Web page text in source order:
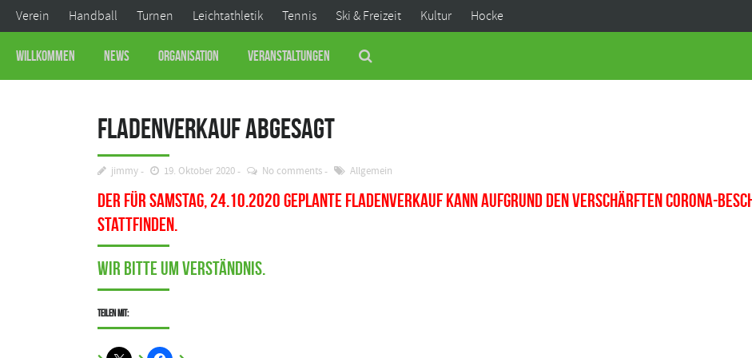
Verein Handball Turnen Leichtathletik Tennis Ski & Freizeit Kultur Hocke
Willkommen News Organisation Veranstaltungen
Fladenverkauf abgesagt
jimmy 19. Oktober 2020 No comments Allgemein
Der für Samstag, 24.10.2020 geplante Fladenverkauf kann aufgrund den verschärften Corona-
stattfinden.
Wir bitte um Verständnis.
Teilen mit: